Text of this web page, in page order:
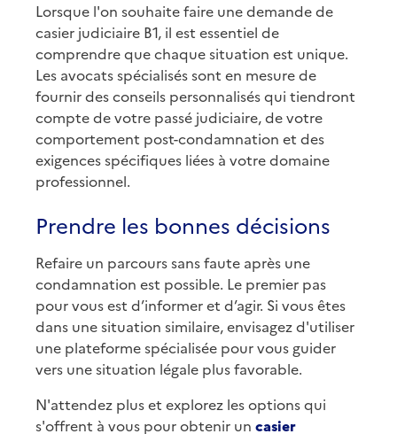
Lorsque l'on souhaite faire une demande de
casier judiciaire B1, il est essentiel de
comprendre que chaque situation est unique.
Les avocats spécialisés sont en mesure de
fournir des conseils personnalisés qui tiendront
compte de votre passé judiciaire, de votre
comportement post-condamnation et des
exigences spécifiques liées à votre domaine
professionnel.
Prendre les bonnes décisions
Refaire un parcours sans faute après une
condamnation est possible. Le premier pas
pour vous est d’informer et d’agir. Si vous êtes
dans une situation similaire, envisagez d'utiliser
une plateforme spécialisée pour vous guider
vers une situation légale plus favorable.
N'attendez plus et explorez les options qui
s'offrent à vous pour obtenir un casier